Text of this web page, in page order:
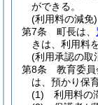
ができる。
(利用料の減免)
第7条
町長は、
きは、利用料
(利用承認の取
第8条
教育委員
は、預かり保
(1)
利用料の